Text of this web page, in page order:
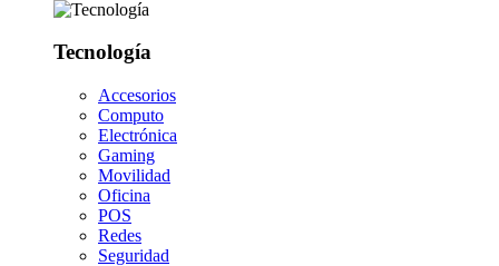
Tecnología
Accesorios
Computo
Electrónica
Gaming
Movilidad
Oficina
POS
Redes
Seguridad